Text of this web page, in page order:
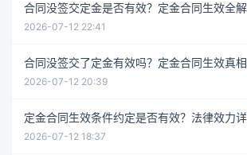
合同没签交定金是否有效？定金合同生效全
2026-07-12 22:41
合同没签交了定金有效吗？定金合同生效真
2026-07-12 20:39
定金合同生效条件约定是否有效？法律效力
2026-07-12 18:37